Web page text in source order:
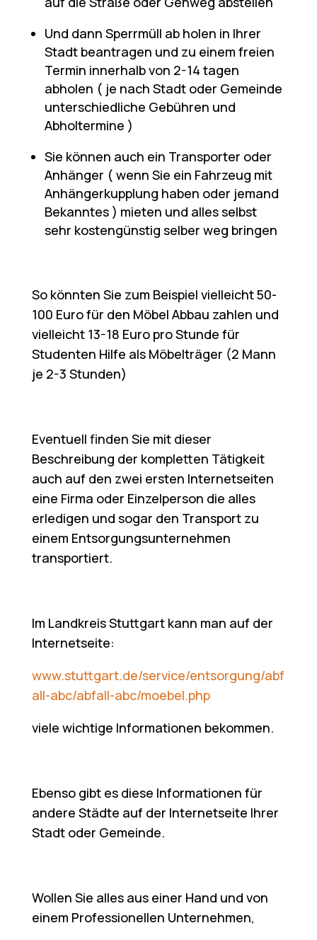
Und dann Sperrmüll ab holen in Ihrer
Stadt beantragen und zu einem freien
Termin innerhalb von 2-14 tagen
abholen ( je nach Stadt oder Gemeinde
unterschiedliche Gebühren und
Abholtermine )
Sie können auch ein Transporter oder
Anhänger ( wenn Sie ein Fahrzeug mit
Anhängerkupplung haben oder jemand
Bekanntes ) mieten und alles selbst
sehr kostengünstig selber weg bringen
So könnten Sie zum Beispiel vielleicht 50-
100 Euro für den Möbel Abbau zahlen und
vielleicht 13-18 Euro pro Stunde für
Studenten Hilfe als Möbelträger (2 Mann
je 2-3 Stunden)
Eventuell finden Sie mit dieser
Beschreibung der kompletten Tätigkeit
auch auf den zwei ersten Internetseiten
eine Firma oder Einzelperson die alles
erledigen und sogar den Transport zu
einem Entsorgungsunternehmen
transportiert.
Im Landkreis Stuttgart kann man auf der
Internetseite:
www.stuttgart.de/service/entsorgung/abf
all-abc/abfall-abc/moebel.php
viele wichtige Informationen bekommen.
Ebenso gibt es diese Informationen für
andere Städte auf der Internetseite Ihrer
Stadt oder Gemeinde.
Wollen Sie alles aus einer Hand und von
einem Professionellen Unternehmen,